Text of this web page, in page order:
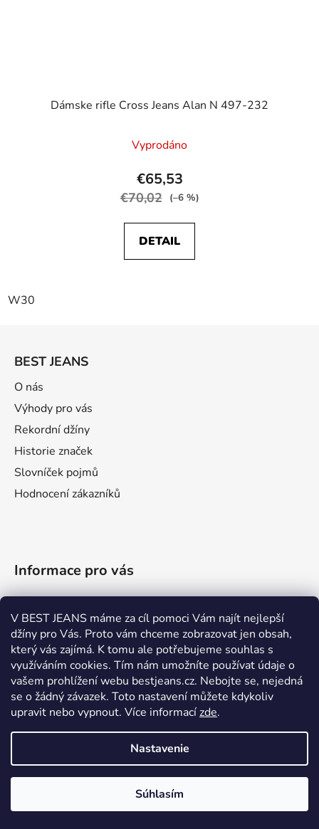
V BEST JEANS máme za cíl pomoci Vám najít nejlepší
džíny pro Vás. Proto vám chceme zobrazovat jen obsah,
který vás zajímá. K tomu ale potřebujeme souhlas s
využíváním cookies. Tím nám umožníte používat údaje o
vašem prohlížení webu bestjeans.cz. Nebojte se, nejedná
se o žádný závazek. Toto nastavení můžete kdykoliv
upravit nebo vypnout. Více informacízde.
Nastavenie
Súhlasím
Dámske rifle Cross Jeans Alan N 497-232
Vyprodáno
€65,53
€70,02 (–6 %)
DETAIL
W30
BEST JEANS
O nás
Výhody pro vás
Rekordní džíny
Historie značek
Slovníček pojmů
Hodnocení zákazníků
Informace pro vás
Tabulky velikostí
Možnosti doručení a platby
Výměna zboží
Vrácení zboží
Reklamace
Dárkové poukazy
Obchodní podmínky
Podmínky ochrany osobních údajů